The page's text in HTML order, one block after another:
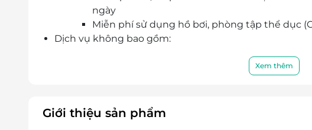
ngày
Miễn phí sử dụng hồ bơi, phòng tập thể dục
Dịch vụ không bao gồm:
Chi phí không được nếu trong chương trình
Trẻ em dưới 6 tuổi ở chung với bố mẹ, miễn phí ăn
Trẻ em từ 6 đến dưới 12 tuổi ngủ chung
Xem thêm
Giới thiệu sản phẩm